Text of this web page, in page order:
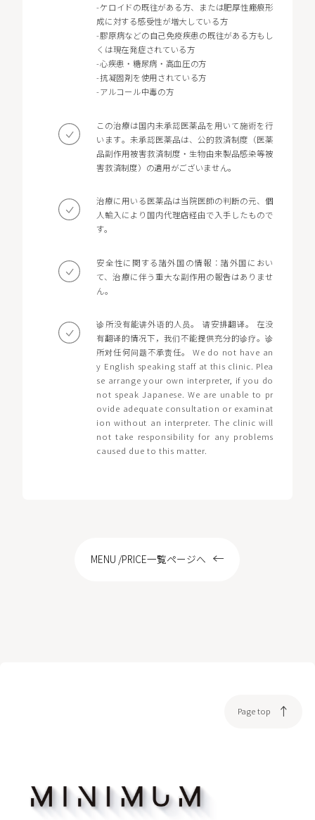
-ケロイドの既往がある方、または肥厚性瘢痕形
成に対する感受性が増大している方
-膠原病などの自己免疫疾患の既往がある方もし
くは現在発症されている方
-心疾患・糖尿病・高血圧の方
-抗凝固剤を使用されている方
-アルコール中毒の方
この治療は国内未承認医薬品を用いて施術を行
います。未承認医薬品は、公的救済制度（医薬
品副作用被害救済制度・生物由来製品感染等被
害救済制度）の適用がございません。
治療に用いる医薬品は当院医師の判断の元、個
人輸入により国内代理店経由で入手したもので
す。
安全性に関する諸外国の情報：諸外国におい
て、治療に伴う重大な副作用の報告はありませ
ん。
诊所没有能讲外语的人员。 请安排翻译。 在没
有翻译的情况下，我们不能提供充分的诊疗。诊
所对任何问题不承责任。 We do not have an
y English speaking staff at this clinic. Plea
se arrange your own interpreter, if you do
not speak Japanese. We are unable to pr
ovide adequate consultation or examinat
ion without an interpreter. The clinic will
not take responsibility for any problems
caused due to this matter.
MENU /PRICE一覧ページへ
Page top